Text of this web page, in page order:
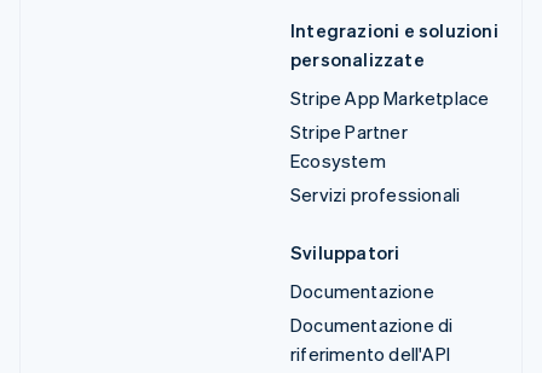
Integrazioni e soluzioni
personalizzate
Stripe App Marketplace
Stripe Partner
Ecosystem
Servizi professionali
Sviluppatori
Documentazione
Documentazione di
riferimento dell'API